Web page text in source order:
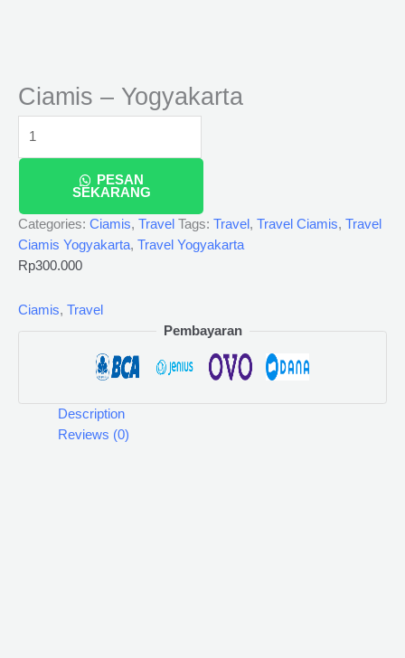
Ciamis – Yogyakarta
PESAN
SEKARANG
Categories: Ciamis, Travel Tags: Travel , Travel Ciamis, Travel
Ciamis Yogyakarta, Travel Yogyakarta
Rp300.000
Ciamis, Travel
Pembayaran
Description
Reviews (0)